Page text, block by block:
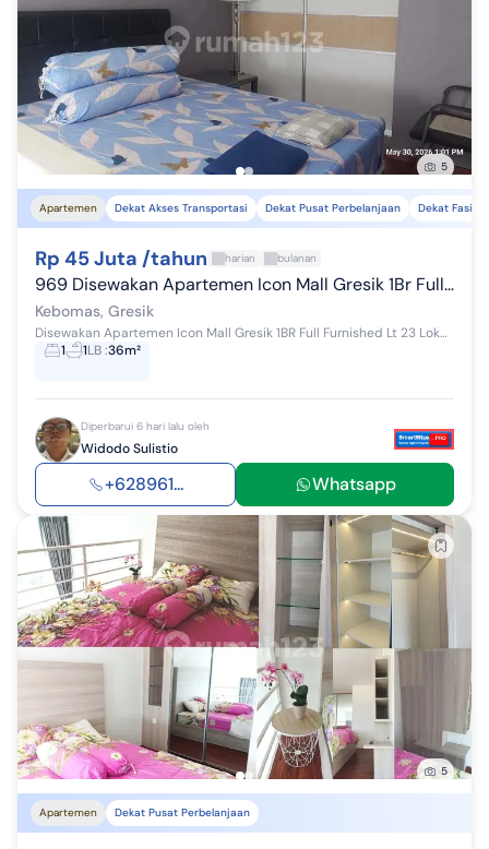
5
Apartemen Dekat Akses Transportasi Dekat Pusat Perbelanjaan Dekat
Rp 45 Juta /tahun harian bulanan
969 Disewakan Apartemen Icon Mall Gresik 1Br Full Furnished LT 23
Kebomas, Gresik
Disewakan Apartemen Icon Mall Gresik 1BR Full Furnished Lt 23 Lokasi strategis dekat Pintu Toll Kebomas (Gresik Surabaya Malang) dan Pintu Toll Bu...
1
1LB:36m²
Diperbarui 6 hari lalu oleh
Widodo Sulistio
+628961... Whatsapp
5
Apartemen Dekat Pusat Perbelanjaan